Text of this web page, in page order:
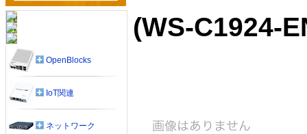
(WS-C1924-
OpenBlocks
IoT関連
ネットワーク